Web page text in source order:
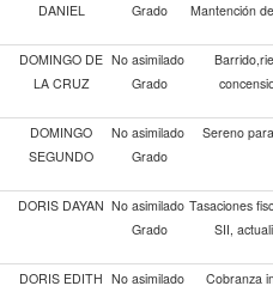
DANIEL
Grado
Mantención
DOMINGO DE
LA CRUZ
No asimilado
Grado
DOMINGO
SEGUNDO
No asimilado
Grado
Sereno
DORIS DAYAN No asimilado
Grado
Tasaciones
SII,
DORIS EDITH No asimilado
Cobranza